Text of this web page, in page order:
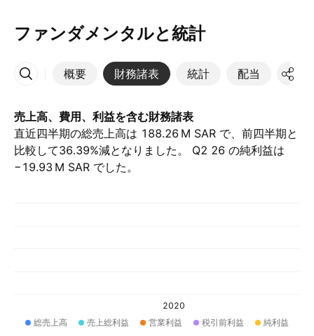
ファンダメンタルと統計
概要 財務諸表 統計 配当 決算
その他
売上高、費用、利益を含む財務諸表
直近四半期の総売上高は ‪188.26 M‬ SAR で、前四半期と
比較して36.39%減となりました。 Q2 26 の純利益は
‪−19.93 M‬ SAR でした。
2020
総売上高
売上総利益 営業利益 税引前利益 純利益